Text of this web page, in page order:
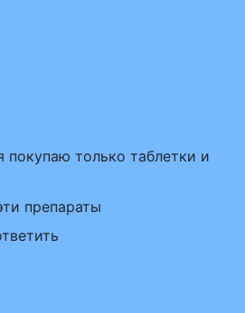
покупаю только таблетки и
препараты